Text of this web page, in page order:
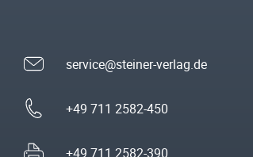
service@steiner-verlag.de
+49 711 2582-450
+49 711 2582-390